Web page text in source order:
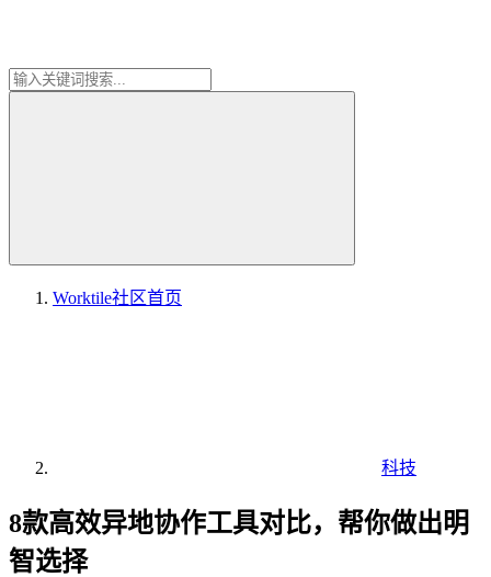
Worktile社区首页
科技
8款高效异地协作工具对比，帮你做出明
智选择